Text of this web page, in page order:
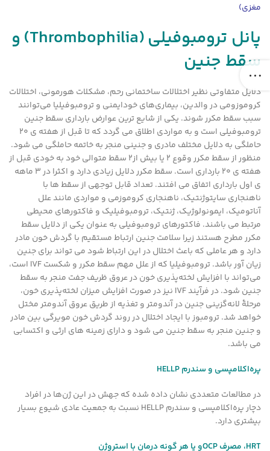
مغزی)
پانل ترومبوفیلی(Thrombophilia)
و
سقط جنین
دلایل متفاوتی نظیر اختلالات ساختمانی رحم، مشکلات هورمونی، اختلالات
کروموزومی در والدین، بیماری‌های خودایمنی و ترومبوفیلیا می‌توانند
سبب سقط مکرر شوند. یکی از شایع ترین عوارض بارداری سقط جنین
ترومبوفیلی است و به مواردی اطلاق می گردد که تا قبل از هفته ی 20
حاملگی به دلایل مختلف مادری و جنینی منجر به خاتمه حاملگی می شود.
منظور از سقط مکرر وقوع 2 یا بیش از2 سقط متوالی خود به خودی قبل از
هفته ی 20 بارداری است. سقط مکرر دلایل زیادی دارد و اکثرا در 3 ماهه
ی اول بارداری اتفاق می افتند. تعداد قابل توجهی از سقط ها با
ناهنجاری سایتوژنتیک، ناهنجاری کروموزمی و مواردی مانند علل
آناتومیک، ایمونولوژیک، ژنتیک، ترومبوفیلیک و فاکتورهای محیطی
مرتبط می باشند. فاکتورهای ترومبوفیلی به عنوان یکی از دلایل سقط
مکرر مطرح هستند زیرا سلامت جنین ارتباط مستقیم با گردش خون مادر
دارد و هر عاملی که باعث اختلال در این ارتباط شود می تواند برای جنین
زیان آور باشد. ترومبوفیلیا که از علل مهم سقط مکرر و شکست IVF است،
می‌تواند با افزایش لخته‌پذیری خون در عروق ظریف جفت منجر به سقط
جنین شود. در فرآیند IVF نیز در صورت افزایش میزان لخته‌پذیری خون،
مرحلۀ لانه‌گزینی جنین در آندومتر و تغذیه از طریق عروق آندومتر مختل
خواهد شد. ترومبوز با ایجاد اختلال در روند گردش خون مویرگی بین مادر
و جنین منجر به سقط جنین می شود و دارای زمینه های ارثی و اکتسابی
می باشد.
پره‌اکلامپسی و سندرم
در مطالعات متعددی نشان داده شده که جهش در این ژن‌ها در افراد
دچار پره‌اکلامپسی و سندرم HELLP نسبت به جمعیت عادی شیوع بسیار
بیشتری دارد.
HRT، مصرفOCPو یا هر گونه درمان با استروژن